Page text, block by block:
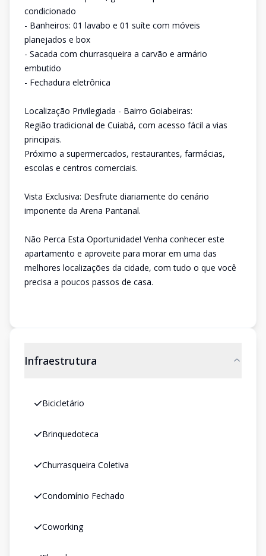
condicionado
- Banheiros: 01 lavabo e 01 suíte com móveis
planejados e box
- Sacada com churrasqueira a carvão e armário
embutido
- Fechadura eletrônica
Localização Privilegiada - Bairro Goiabeiras:
Região tradicional de Cuiabá, com acesso fácil a vias
principais.
Próximo a supermercados, restaurantes, farmácias,
escolas e centros comerciais.
Vista Exclusiva: Desfrute diariamente do cenário
imponente da Arena Pantanal.
Não Perca Esta Oportunidade! Venha conhecer este
apartamento e aproveite para morar em uma das
melhores localizações da cidade, com tudo o que você
precisa a poucos passos de casa.
Infraestrutura
Bicicletário
Brinquedoteca
Churrasqueira Coletiva
Condomínio Fechado
Coworking